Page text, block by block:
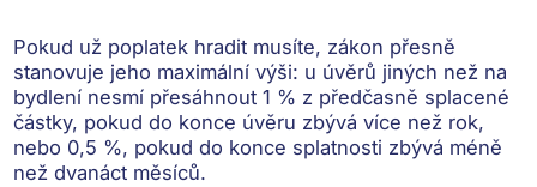
Pokud už poplatek hradit musíte, zákon přesně
stanovuje jeho maximální výši: u úvěrů jiných než na
bydlení nesmí přesáhnout 1 % z předčasně splacené
částky, pokud do konce úvěru zbývá více než rok,
nebo 0,5 %, pokud do konce splatnosti zbývá méně
než dvanáct měsíců.